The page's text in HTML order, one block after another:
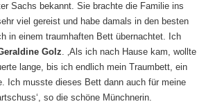
Sachs bekannt. Sie brachte die Familie ins
viel gereist und habe damals in den besten
in einem traumhaften Bett übernachtet. Ich
Golz. ‚Als ich nach Hause kam, wollte
lange, bis ich endlich mein Traumbett, ein
Ich musste dieses Bett dann auch für meine
so die schöne Münchnerin.